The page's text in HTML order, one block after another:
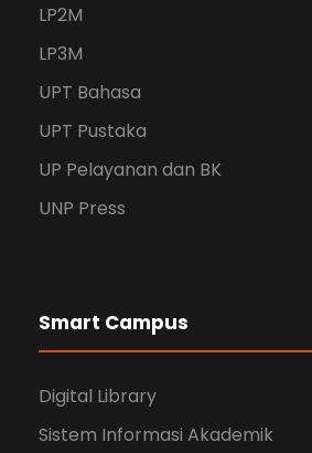
LP2M
LP3M
UPT Bahasa
UPT Pustaka
UP Pelayanan dan BK
UNP Press
Smart Campus
Digital Library
Sistem Informasi Akademik